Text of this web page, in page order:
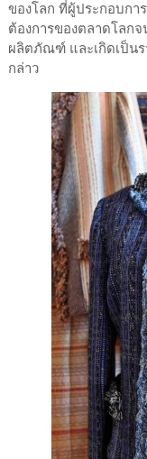
ของโลก ที่ผู้ประกอบกา
ต้องการของตลาดโลก
ผลิตภัณฑ์ และเกิดเป็น
กล่าว